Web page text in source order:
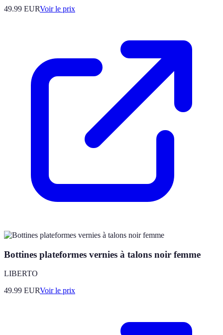
49.99 EURVoir le prix
Bottines plateformes vernies à talons noir femme
LIBERTO
49.99 EURVoir le prix